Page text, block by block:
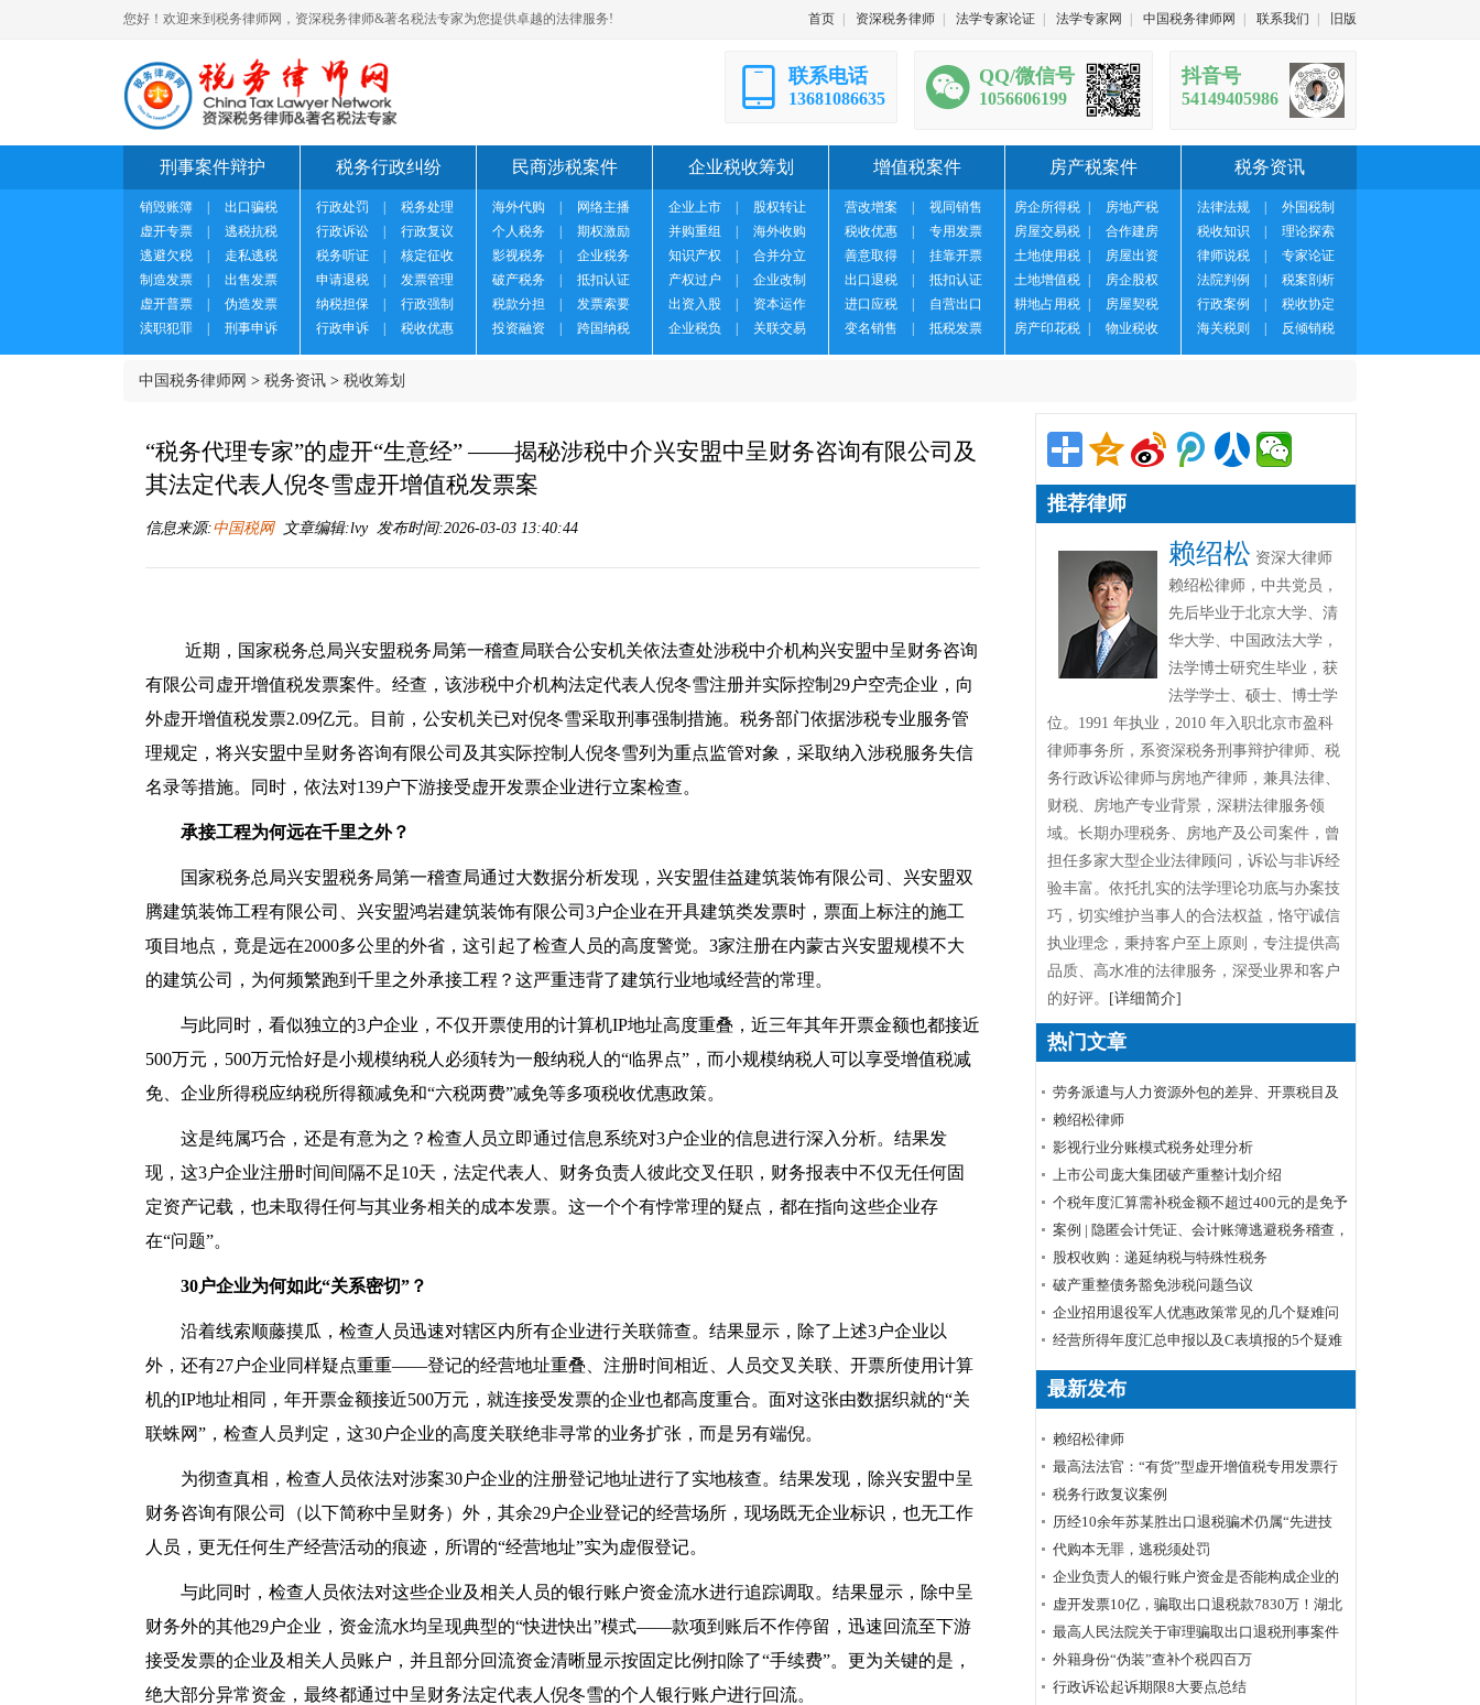
您好！欢迎来到税务律师网，资深税务律师&著名税法专家为您提供卓越的法律服务! 首页 资深税务律师 法学专家论证 法学专家网 中国税务律师网 联系我们 旧版
联系电话
13681086635
QQ/微信号
1056606199
抖音号
54149405986
刑事案件辩护
销毁账簿
出口骗税
虚开专票
逃税抗税
逃避欠税
走私逃税
制造发票
出售发票
虚开普票
伪造发票
渎职犯罪
刑事申诉
税务行政纠纷
行政处罚
税务处理
行政诉讼
行政复议
税务听证
核定征收
申请退税
发票管理
纳税担保
行政强制
行政申诉
税收优惠
民商涉税案件
海外代购
网络主播
个人税务
期权激励
影视税务
企业税务
破产税务
抵扣认证
税款分担
发票索要
投资融资
跨国纳税
企业税收筹划
企业上市
股权转让
并购重组
海外收购
知识产权
合并分立
产权过户
企业改制
出资入股
资本运作
企业税负
关联交易
增值税案件
营改增案
视同销售
税收优惠
专用发票
善意取得
挂靠开票
出口退税
抵扣认证
进口应税
自营出口
变名销售
抵税发票
房产税案件
房企所得税
房地产税
房屋交易税
合作建房
土地使用税
房屋出资
土地增值税
房企股权
耕地占用税
房屋契税
房产印花税
物业税收
税务资讯
法律法规
外国税制
税收知识
理论探索
律师说税
专家论证
法院判例
税案剖析
行政案例
税收协定
海关税则
反倾销税
中国税务律师网 > 税务资讯 > 税收筹划
“税务代理专家”的虚开“生意经” ——揭秘涉税中介兴安盟中呈财务咨询有限公司及
其法定代表人倪冬雪虚开增值税发票案
信息来源:中国税网文章编辑:lvy 发布时间:2026-03-03 13:40:44
近期，国家税务总局兴安盟税务局第一稽查局联合公安机关依法查处涉税中介机构兴安盟中呈财务咨询
有限公司虚开增值税发票案件。经查，该涉税中介机构法定代表人倪冬雪注册并实际控制 29户空壳企业，向
外虚开增值税发票2.09亿元。目前，公安机关已对倪冬雪采取刑事强制措施。税务部门依据涉税专业服务管
理规定，将兴安盟中呈财务咨询有限公司及其实际控制人倪冬雪列为重点监管对象，采取纳入涉税服务失信
名录等措施。同时，依法对139户下游接受虚开发票企业进行立案检查。
承接工程为何远在千里之外？
国家税务总局兴安盟税务局第一稽查局通过大数据分析发现，兴安盟佳益建筑装饰有限公司、兴安盟双
腾建筑装饰工程有限公司、兴安盟鸿岩建筑装饰有限公司 3户企业在开具建筑类发票时，票面上标注的施工
项目地点，竟是远在2000多公里的外省，这引起了检查人员的高度警觉。3家注册在内蒙古兴安盟规模不大
的建筑公司，为何频繁跑到千里之外承接工程？这严重违背了建筑行业地域经营的常理。
与此同时，看似独立的3户企业，不仅开票使用的计算机IP地址高度重叠，近三年其年开票金额也都接近
500万元，500万元恰好是小规模纳税人必须转为一般纳税人的“临界点”，而小规模纳税人可以享受增值税减
免、企业所得税应纳税所得额减免和“六税两费”减免等多项税收优惠政策。
这是纯属巧合，还是有意为之？检查人员立即通过信息系统对3户企业的信息进行深入分析。结果发
现，这3户企业注册时间间隔不足10天，法定代表人、财务负责人彼此交叉任职，财务报表中不仅无任何固
定资产记载，也未取得任何与其业务相关的成本发票。这一个个有悖常理的疑点，都在指向这些企业存
在“问题”。
30户企业为何如此“关系密切”？
沿着线索顺藤摸瓜，检查人员迅速对辖区内所有企业进行关联筛查。结果显示，除了上述3户企业以
外，还有27户企业同样疑点重重——登记的经营地址重叠、注册时间相近、人员交叉关联、开票所使用计算
机的IP地址相同，年开票金额接近500万元，就连接受发票的企业也都高度重合。面对这张由数据织就的“关
联蛛网”，检查人员判定，这30户企业的高度关联绝非寻常的业务扩张，而是另有端倪。
为彻查真相，检查人员依法对涉案30户企业的注册登记地址进行了实地核查。结果发现，除兴安盟中呈
财务咨询有限公司（以下简称中呈财务）外，其余29户企业登记的经营场所，现场既无企业标识，也无工作
人员，更无任何生产经营活动的痕迹，所谓的“经营地址”实为虚假登记。
与此同时，检查人员依法对这些企业及相关人员的银行账户资金流水进行追踪调取。结果显示，除中呈
财务外的其他29户企业，资金流水均呈现典型的“快进快出”模式——款项到账后不作停留，迅速回流至下游
接受发票的企业及相关人员账户，并且部分回流资金清晰显示按固定比例扣除了“手续费”。更为关键的是，
绝大部分异常资金，最终都通过中呈财务法定代表人倪冬雪的个人银行账户进行回流。
推荐律师
赖绍松 资深大律师
赖绍松律师，中共党员，
先后毕业于北京大学、清
华大学、中国政法大学，
法学博士研究生毕业，获
法学学士、硕士、博士学
位。1991 年执业，2010 年入职北京市盈科
律师事务所，系资深税务刑事辩护律师、税
务行政诉讼律师与房地产律师，兼具法律、
财税、房地产专业背景，深耕法律服务领
域。长期办理税务、房地产及公司案件，曾
担任多家大型企业法律顾问，诉讼与非诉经
验丰富。依托扎实的法学理论功底与办案技
巧，切实维护当事人的合法权益，恪守诚信
执业理念，秉持客户至上原则，专注提供高
品质、高水准的法律服务，深受业界和客户
的好评。
[详细简介]
热门文章
劳务派遣与人力资源外包的差异、开票税目及
税率
赖绍松律师
影视行业分账模式税务处理分析
上市公司庞大集团破产重整计划介绍
个税年度汇算需补税金额不超过400元的是免予
申报还是免予补缴
案例 | 隐匿会计凭证、会计账簿逃避税务稽查，
小心被判刑！
股权收购：递延纳税与特殊性税务
破产重整债务豁免涉税问题刍议
企业招用退役军人优惠政策常见的几个疑难问
题解答
经营所得年度汇总申报以及C表填报的5个疑难
问题
最新发布
赖绍松律师
最高法法官：“有货”型虚开增值税专用发票行
为定性
税务行政复议案例
历经10余年苏某胜出口退税骗术仍属“先进技
术”，福州国税稽查局相应的查骗方法仍非常管
用
代购本无罪，逃税须处罚
企业负责人的银行账户资金是否能构成企业的
应税收入？
虚开发票10亿，骗取出口退税款7830万！湖北
破获链条式骗税案
最高人民法院关于审理骗取出口退税刑事案件
具体应用法律若干问题的解释辑
外籍身份“伪装”查补个税四百万
行政诉讼起诉期限8大要点总结